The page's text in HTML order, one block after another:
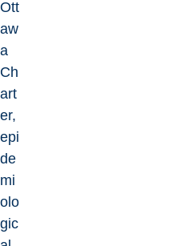
Ott
aw
a
Ch
art
er,
epi
de
mi
olo
gic